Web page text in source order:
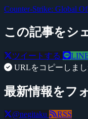
Counter-Strike: Global
この記事をシ
ツイートする
URLをコピーしまし
最新情報をフ
@negitaku RSS